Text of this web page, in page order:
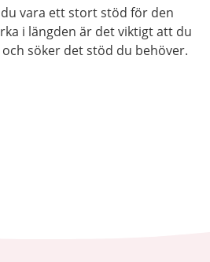
vara ett stort stöd för den
i längden är det viktigt att du
söker det stöd du behöver.